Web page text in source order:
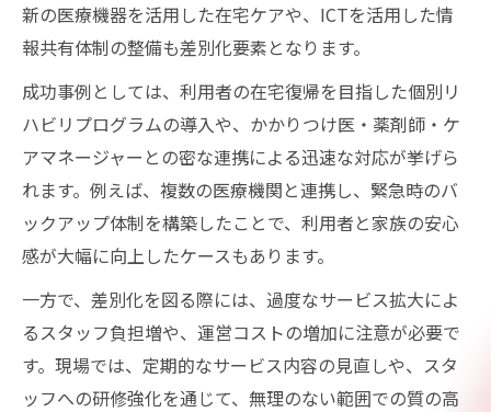
新の医療機器を活用した在宅ケアや、ICTを活用した情
報共有体制の整備も差別化要素となります。
成功事例としては、利用者の在宅復帰を目指した個別リ
ハビリプログラムの導入や、かかりつけ医・薬剤師・ケ
アマネージャーとの密な連携による迅速な対応が挙げら
れます。例えば、複数の医療機関と連携し、緊急時のバ
ックアップ体制を構築したことで、利用者と家族の安心
感が大幅に向上したケースもあります。
一方で、差別化を図る際には、過度なサービス拡大によ
るスタッフ負担増や、運営コストの増加に注意が必要で
す。現場では、定期的なサービス内容の見直しや、スタ
ッフへの研修強化を通じて、無理のない範囲での質の高